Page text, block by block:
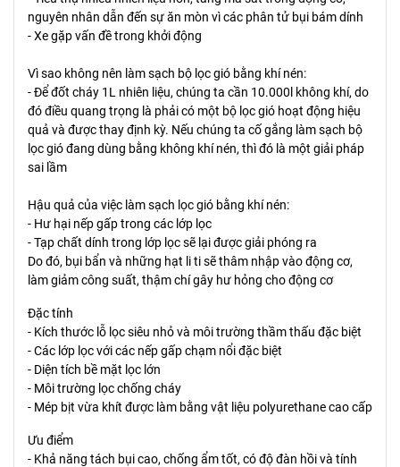
nguyên nhân dẫn đến sự ăn mòn vì các phân tử bụi bám dính
- Xe gặp vấn đề trong khởi động
Vì sao không nên làm sạch bộ lọc gió bằng khí nén:
- Để đốt cháy 1L nhiên liệu, chúng ta cần 10.000l không khí, do
đó điều quang trọng là phải có một bộ lọc gió hoạt động hiệu
quả và được thay định kỳ. Nếu chúng ta cố gắng làm sạch bộ
lọc gió đang dùng bằng không khí nén, thì đó là một giải pháp
sai lầm
Hậu quả của việc làm sạch lọc gió bằng khí nén:
- Hư hại nếp gấp trong các lớp lọc
- Tạp chất dính trong lớp lọc sẽ lại được giải phóng ra
Do đó, bụi bẩn và những hạt li ti sẽ thâm nhập vào động cơ,
làm giảm công suất, thậm chí gây hư hỏng cho động cơ
Đặc tính
- Kích thước lỗ lọc siêu nhỏ và môi trường thầm thấu đặc biệt
- Các lớp lọc với các nếp gấp chạm nổi đặc biệt
- Diện tích bề mặt lọc lớn
- Môi trường lọc chống cháy
- Mép bịt vừa khít được làm bằng vật liệu polyurethane cao cấp
Ưu điểm
- Khả năng tách bụi cao, chống ẩm tốt, có độ đàn hồi và tính